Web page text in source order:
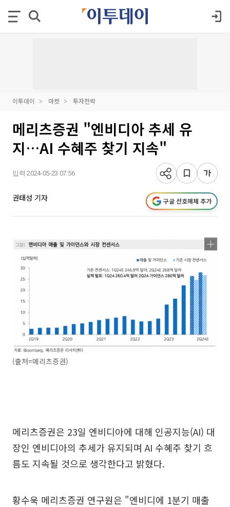
이투데이 마켓 투자전략
메리츠증권 "엔비디아 추세 유
지…AI 수혜주 찾기 지속"
입력 2024-05-23 07:56
권태성 기자 구글 선호매체 추가
(출처=메리츠증권)
메리츠증권은 23일 엔비디아에 대해 인공지능(AI) 대
장인 엔비디아의 추세가 유지되며 AI 수혜주 찾기 흐
름도 지속될 것으로 생각한다고 밝혔다.
황수욱 메리츠증권 연구원은 "엔비디에 1분기 매출